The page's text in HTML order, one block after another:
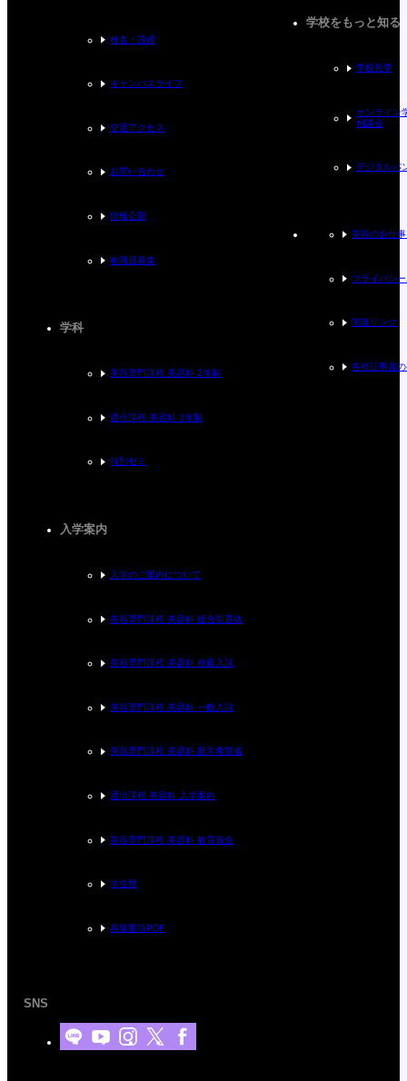
校舎・設備
キャンパスライフ
交通アクセス
お問い合わせ
情報公開
教職員募集
学科
美容専門課程 美容科 2年制
通信課程 美容科 3年制
特別ゼミ
入学案内
入学のご案内について
美容専門課程 美容科 総合型選抜
美容専門課程 美容科 推薦入試
美容専門課程 美容科 一般入試
美容専門課程 美容科 留学希望者
通信課程 美容科 入学案内
美容専門課程 美容科 教育資金
学生寮
募集要項PDF
学校をもっと知る
学校見学
オンライン
相談会
デジタルパ
美容のお仕
プライバシ
関連リンク
各種証明書
SNS